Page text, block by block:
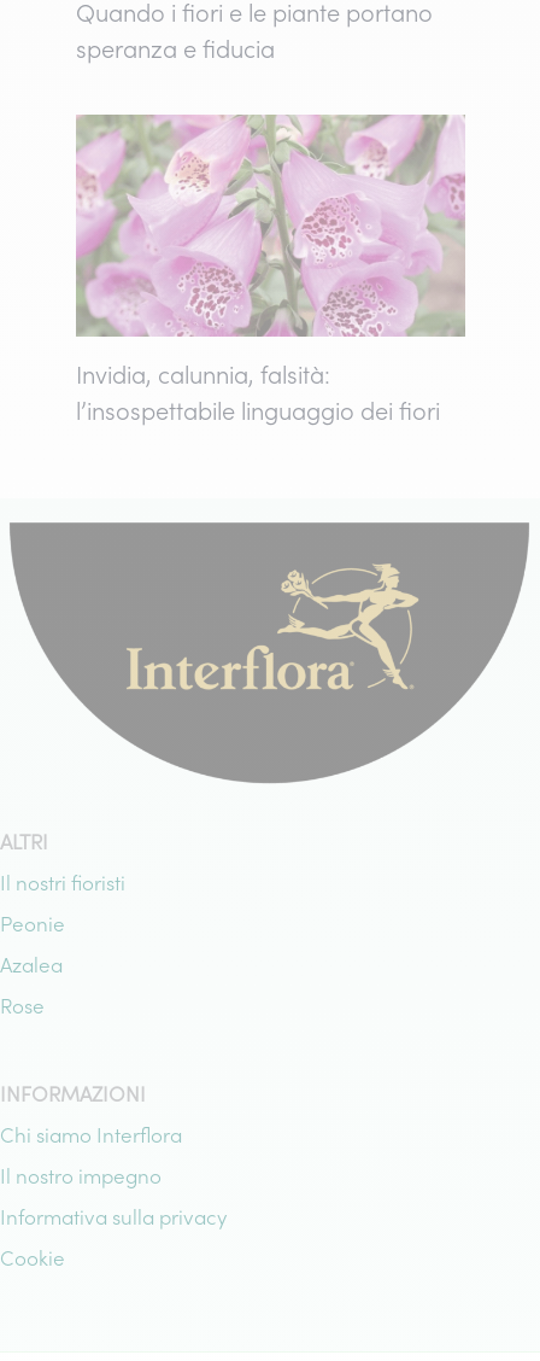
Quando i fiori e le piante portano
speranza e fiducia
Invidia, calunnia, falsità:
l’insospettabile linguaggio dei fiori
ALTRI
Il nostri fioristi
Peonie
Azalea
Rose
INFORMAZIONI
Chi siamo Interflora
Il nostro impegno
Informativa sulla privacy
Cookie